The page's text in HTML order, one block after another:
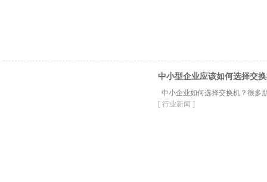
中小型企业应该如何选择交
中小企业如何选择交换机？很多
[ 行业新闻 ]